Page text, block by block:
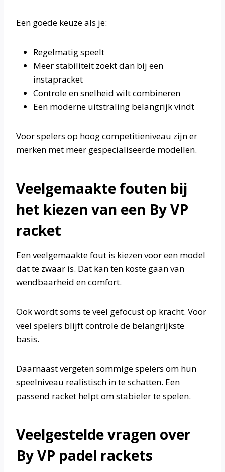
Een goede keuze als je:
Regelmatig speelt
Meer stabiliteit zoekt dan bij een
instapracket
Controle en snelheid wilt combineren
Een moderne uitstraling belangrijk vindt
Voor spelers op hoog competitieniveau zijn er
merken met meer gespecialiseerde modellen.
Veelgemaakte fouten bij
het kiezen van een By VP
racket
Een veelgemaakte fout is kiezen voor een model
dat te zwaar is. Dat kan ten koste gaan van
wendbaarheid en comfort.
Ook wordt soms te veel gefocust op kracht. Voor
veel spelers blijft controle de belangrijkste
basis.
Daarnaast vergeten sommige spelers om hun
speelniveau realistisch in te schatten. Een
passend racket helpt om stabieler te spelen.
Veelgestelde vragen over
By VP padel rackets